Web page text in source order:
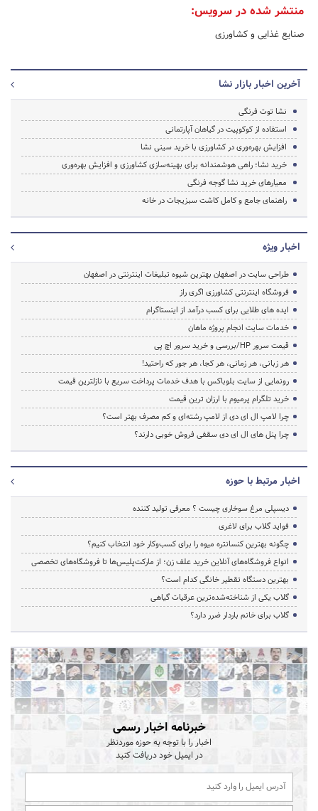
منتشر شده در سرویس:
صنایع غذایی و کشاورزی
آخرین اخبار بازار نشا
نشا توت فرنگی
استفاده از کوکوپیت در گیاهان آپارتمانی
افزایش بهره‌وری در کشاورزی با خرید سینی نشا
خرید نشا؛ راهی هوشمندانه برای بهینه‌سازی کشاورزی و افزایش بهره‌وری
معیارهای خرید نشا گوجه فرنگی
راهنمای جامع و کامل کاشت سبزیجات در خانه
اخبار ویژه
طراحی سایت در اصفهان بهترین شیوه تبلیغات اینترنتی در اصفهان
فروشگاه اینترنتی کشاورزی اگری راز
ایده های طلایی برای کسب درآمد از اینستاگرام
خدمات سایت انجام پروژه ماهان
قیمت سرور HP/بررسی و خرید سرور اچ پی
هر زبانی، هر زمانی، هر کجا، هر جور که راحتید!
رونمایی از سایت بلوباکس با هدف خدمات پرداخت سریع با نازلترین قیمت
خرید تلگرام پرمیوم با ارزان ترین قیمت
چرا لامپ ال ای دی از لامپ رشته‌ای و کم مصرف بهتر است؟
چرا پنل های ال ای دی سقفی فروش خوبی دارند؟
اخبار مرتبط با حوزه
دیسپلی مرغ سوخاری چیست ؟ معرفی تولید کننده
فواید گلاب برای لاغری
چگونه بهترین کنسانتره میوه را برای کسب‌وکار خود انتخاب کنیم؟
انواع فروشگاه‌های آنلاین خرید علف زن؛ از مارکت‌پلیس‌ها تا فروشگاه‌های تخصصی
بهترین دستگاه تقطیر خانگی کدام است؟
گلاب یکی از شناخته‌شده‌ترین عرقیات گیاهی
گلاب برای خانم باردار ضرر دارد؟
خبرنامه اخبار رسمی
اخبار را با توجه به حوزه موردنظر
در ایمیل خود دریافت کنید